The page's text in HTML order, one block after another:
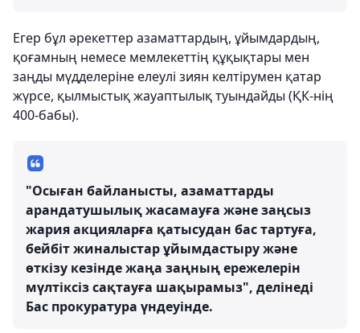
Егер бұл әрекеттер азаматтардың, ұйымдардың,
қоғамның немесе мемлекеттің құқықтары мен
заңды мүдделеріне елеулі зиян келтірумен қатар
жүрсе, қылмыстық жауаптылық туындайды (ҚК-нің
400-бабы).
"Осыған байланысты, азаматтарды
арандатушылық жасамауға және заңсыз
жария акцияларға қатысудан бас тартуға,
бейбіт жиналыстар ұйымдастыру және
өткізу кезінде жаңа заңның ережелерін
мүлтіксіз сақтауға шақырамыз", делінеді
Бас прокуратура үндеуінде.